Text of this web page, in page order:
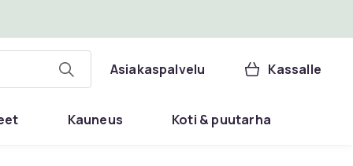
Asiakaspalvelu Kassalle
Kauneus Koti & puutarha